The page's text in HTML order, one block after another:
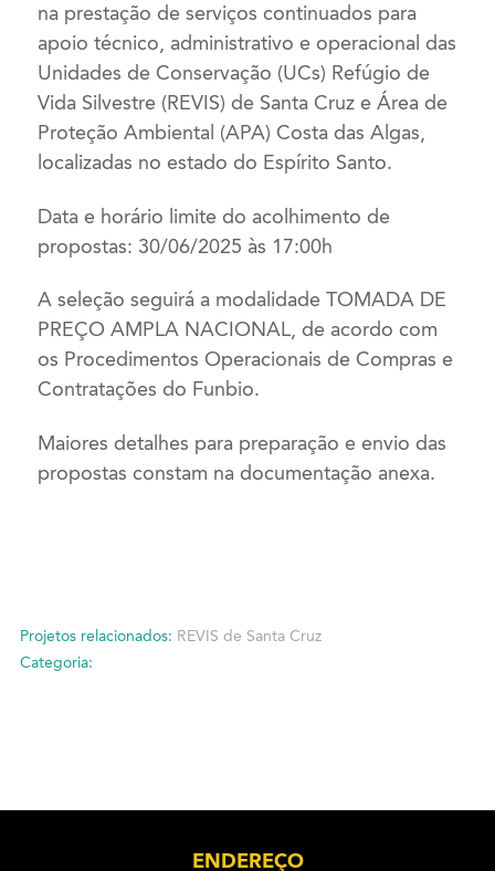
na prestação de serviços continuados para
apoio técnico, administrativo e operacional das
Unidades de Conservação (UCs) Refúgio de
Vida Silvestre (REVIS) de Santa Cruz e Área de
Proteção Ambiental (APA) Costa das Algas,
localizadas no estado do Espírito Santo.
Data e horário limite do acolhimento de
propostas: 30/06/2025 às 17:00h
A seleção seguirá a modalidade TOMADA DE
PREÇO AMPLA NACIONAL, de acordo com
os Procedimentos Operacionais de Compras e
Contratações do Funbio.
Maiores detalhes para preparação e envio das
propostas constam na documentação anexa.
Projetos relacionados: REVIS de Santa Cruz
Categoria:
ENDEREÇO